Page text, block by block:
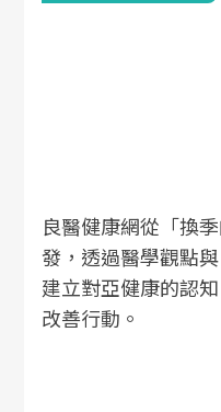
良醫健康網從「換
發，透過醫學觀點
建立對亞健康的認
改善行動。